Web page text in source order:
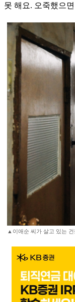
못 해요. 오죽했으
▲이애순 씨가 살고 있는